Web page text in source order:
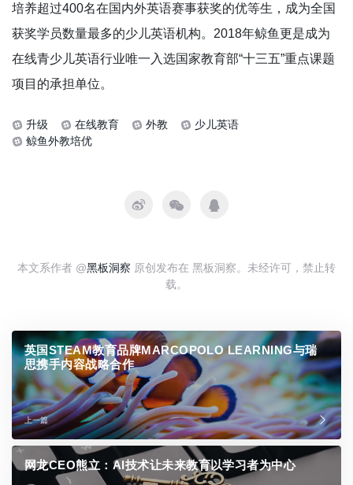
培养超过400名在国内外英语赛事获奖的优等生，成为全国
获奖学员数量最多的少儿英语机构。2018年鲸鱼更是成为
在线青少儿英语行业唯一入选国家教育部“十三五”重点课题
项目的承担单位。
升级 在线教育 外教
少儿英语
鲸鱼外教培优
本文系作者 @黑板洞察 原创发布在 黑板洞察。未经许可，禁止转
载。
英国STEAM教育品牌MARCOPOLO LEARNING与瑞
思携手内容战略合作
上一篇
网龙CEO熊立：AI技术让未来教育以学习者为中心